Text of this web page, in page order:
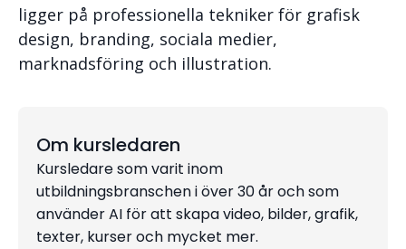
ligger på professionella tekniker för grafisk
design, branding, sociala medier,
marknadsföring och illustration.
Om kursledaren
Kursledare som varit inom
utbildningsbranschen i över 30 år och som
använder AI för att skapa video, bilder, grafik,
texter, kurser och mycket mer.